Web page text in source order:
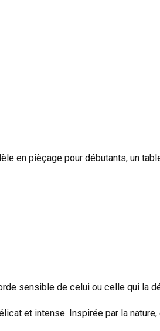
en pièçage pour débutants, un
sensible de celui ou celle qui la
et intense. Inspirée par la